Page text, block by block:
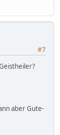
#7
aber Gute-